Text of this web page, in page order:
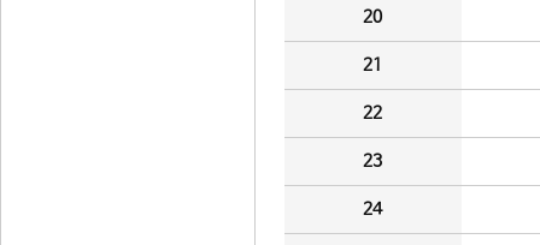
20
21
22
23
24